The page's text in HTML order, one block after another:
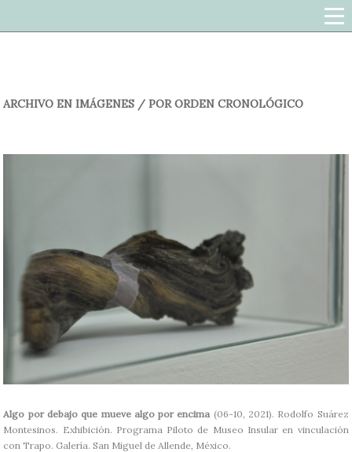
ARCHIVO EN IMÁGENES / POR ORDEN CRONOLÓGICO
Algo por debajo que mueve algo por encima (06-10, 2021). Rodolfo Suárez
Montesinos. Exhibición. Programa Piloto de Museo Insular en vinculación
con Trapo. Galería. San Miguel de Allende, México.